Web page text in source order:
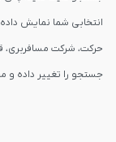
انتخابی شما نمایش
حرکت، شرکت
جستجو را تغییر داده و